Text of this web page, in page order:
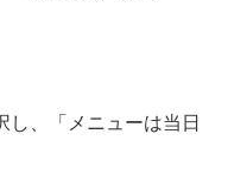
、「メニューは当日